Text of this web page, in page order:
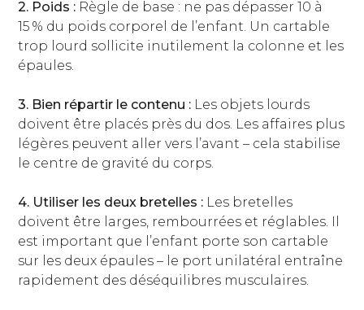
2. Poids : Règle de base : ne pas dépasser 10 à
15 % du poids corporel de l’enfant. Un cartable
trop lourd sollicite inutilement la colonne et les
épaules.
3. Bien répartir le contenu : Les objets lourds
doivent être placés près du dos. Les affaires plus
légères peuvent aller vers l’avant – cela stabilise
le centre de gravité du corps.
4. Utiliser les deux bretelles : Les bretelles
doivent être larges, rembourrées et réglables. Il
est important que l’enfant porte son cartable
sur les deux épaules – le port unilatéral entraîne
rapidement des déséquilibres musculaires.